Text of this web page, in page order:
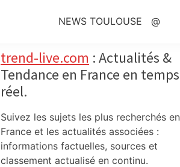
NEWS TOULOUSE @
Primary
Sidebar
trend-live.com : Actualités &
Tendance en France en temps
réel.
Suivez les sujets les plus recherchés en
France et les actualités associées :
informations factuelles, sources et
classement actualisé en continu.